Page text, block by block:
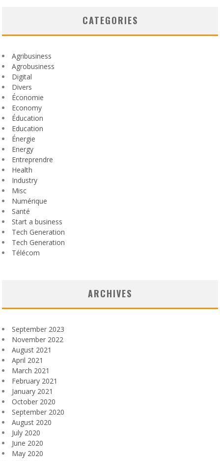
CATEGORIES
Agribusiness
Agrobusiness
Digital
Divers
Économie
Economy
Éducation
Education
Énergie
Energy
Entreprendre
Health
Industry
Misc
Numérique
Santé
Start a business
Tech Generation
Tech Generation
Télécom
ARCHIVES
September 2023
November 2022
August 2021
April 2021
March 2021
February 2021
January 2021
October 2020
September 2020
August 2020
July 2020
June 2020
May 2020